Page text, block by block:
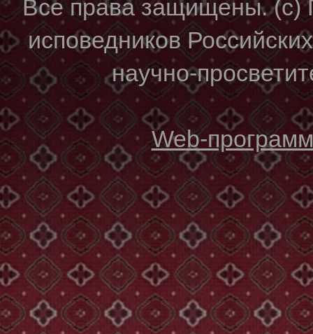
Все права защищены. (с)
исповедников
научно-
Web-